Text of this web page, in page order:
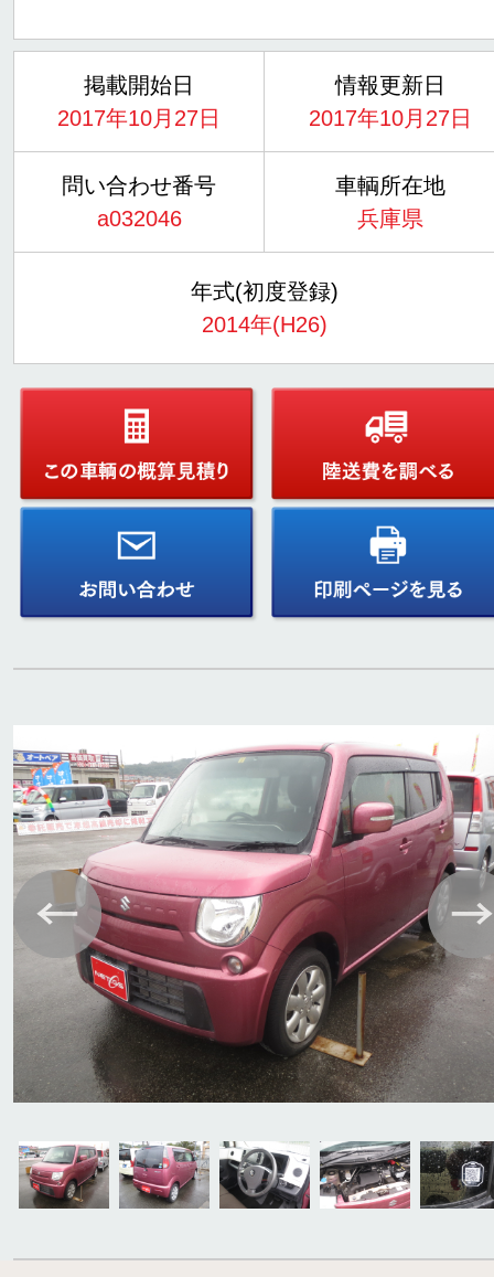
掲載開始日
2017年10月27日
情報更新日
2017年10月27日
問い合わせ番号
a032046
車輌所在地
兵庫県
年式(初度登録)
2014年(H26)